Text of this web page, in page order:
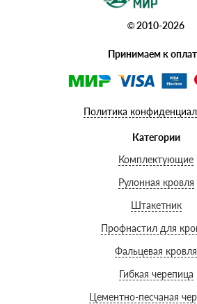
© 2010-2026
Принимаем к
Политика
Категории
Комплектующие
Рулонная кровля
Штакетник
Профнастил для
Фальцевая кровля
Гибкая черепица
Цементно-песчаная